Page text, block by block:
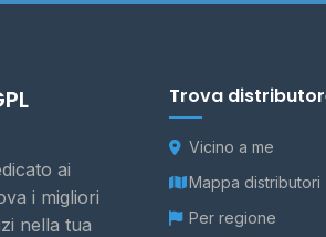
ai
i migliori
nella tua
Trova
Vicino a me
Mappa distributori
Per regione